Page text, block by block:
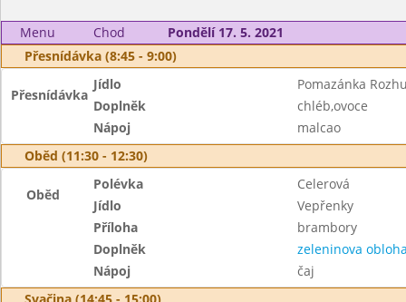
Menu Chod
Pondělí 17. 5. 2021
Přesnídávka (8:45 - 9:00)
Přesnídávka
Jídlo
Pomazánka
Doplněk
chléb,ovoce
Nápoj
malcao
Oběd (11:30 - 12:30)
Oběd
Polévka
Celerová
Jídlo
Vepřenky
Příloha
brambory
Doplněk
zeleninova
Nápoj
čaj